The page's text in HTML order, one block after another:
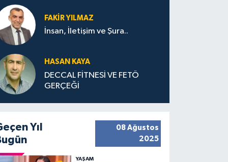
FAKIR YILMAZ
İnsan, İletişim ve Şura..
HASAN KAYA
DECCAL FİTNESİ VE FETÖ
GERÇEĞİ
Yıl
08 Ağustos
2025
YAŞAM